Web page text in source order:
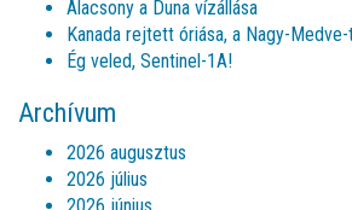
Alacsony a Duna vízállása
Kanada rejtett óriása, a Nagy-
Ég veled, Sentinel-1A!
Archívum
2026 augusztus
2026 július